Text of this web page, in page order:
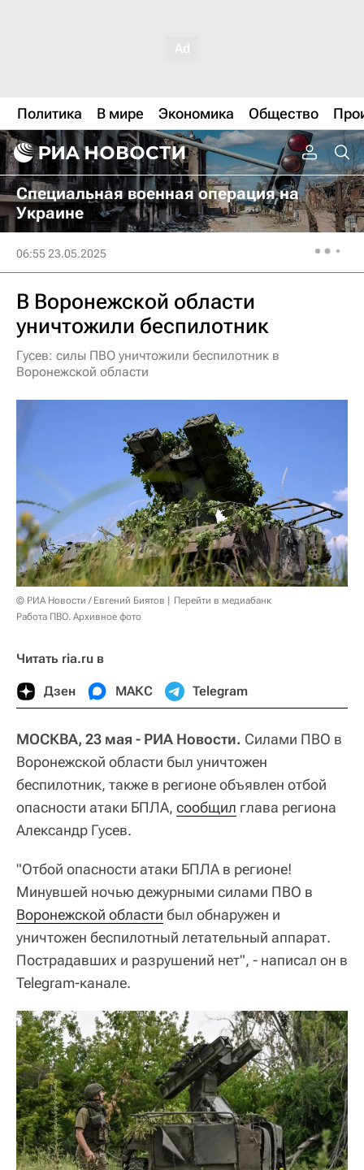
Политика В мире Экономика Общество
Специальная военная операция на
Украине
06:55 23.05.2025
В Воронежской области
уничтожили беспилотник
Гусев: силы ПВО уничтожили беспилотник в
Воронежской области
© РИА Новости / Евгений Биятов
Перейти в медиабанк
Работа ПВО. Архивное фото
Читать ria.ru в
Дзен МАКС Telegram
МОСКВА, 23 мая - РИА Новости. Силами ПВО в
Воронежской области был уничтожен
беспилотник, также в регионе объявлен отбой
опасности атаки БПЛА, сообщил глава региона
Александр Гусев.
"Отбой опасности атаки БПЛА в регионе!
Минувшей ночью дежурными силами ПВО в
Воронежской области был обнаружен и
уничтожен беспилотный летательный аппарат.
Пострадавших и разрушений нет", - написал он в
Telegram-канале.